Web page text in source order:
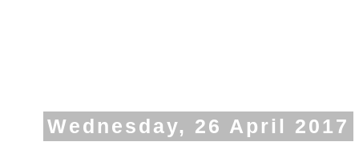
Wednesday, 26 April 2017